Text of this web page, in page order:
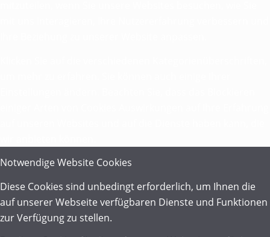
Notwendige Website Cookies
Diese Cookies sind unbedingt erforderlich, um Ihnen die
auf unserer Webseite verfügbaren Dienste und Funktionen
zur Verfügung zu stellen.